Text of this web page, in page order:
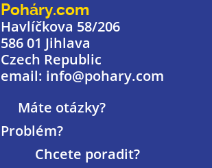
Poháry.com
Havlíčkova 58/206
586 01 Jihlava
Czech Republic
email: info@pohary.com
Máte otázky?
Problém?
Chcete poradit?